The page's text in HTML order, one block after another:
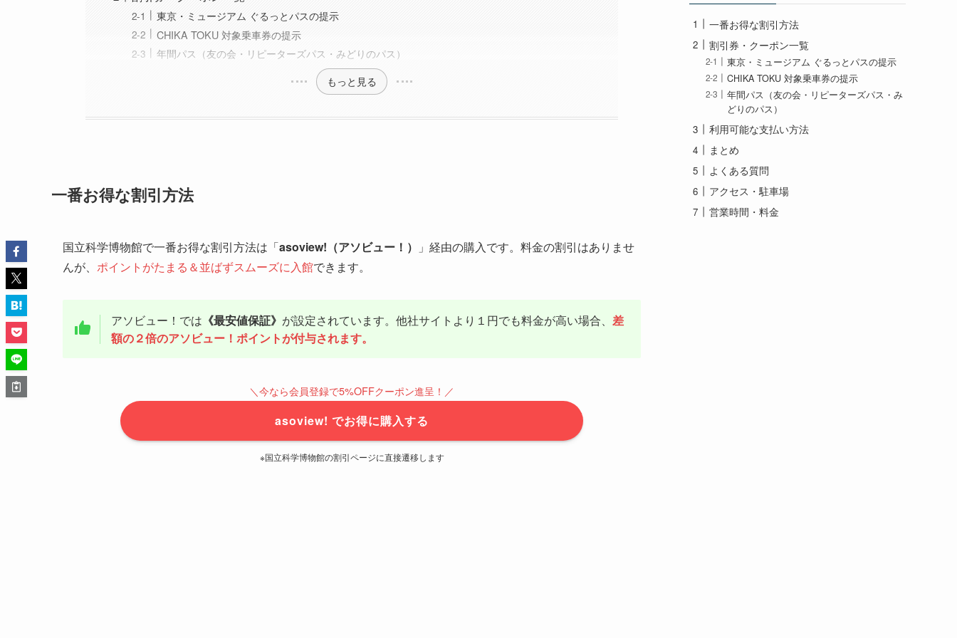
東京・ミュージアム ぐるっとパスの提示
CHIKA TOKU 対象乗車券の提示
年間パス（友の会・リピーターズパス・みどりのパス）
もっと見る
一番お得な割引方法
国立科学博物館で一番お得な割引方法は「asoview!（アソビュー！）
」経由の購入です。料金の割引はありませ
んが、 ポイントがたまる＆並ばずスムーズに入館できます。
アソビュー！では 《最安値保証》 が設定されています。他社サイトより１円でも料金が高い場合、 差
額の２倍のアソビュー！ポイントが付与されます。
＼今なら会員登録で5%OFFクーポン進呈！／
asoview! でお得に購入する
※国立科学博物館の割引ページに直接遷移します
一番お得な割引方法
割引券・クーポン一覧
東京・ミュージアム ぐるっとパスの提示
CHIKA TOKU 対象乗車券の提示
年間パス（友の会・リピーターズパス・み
どりのパス）
利用可能な支払い方法
まとめ
よくある質問
アクセス・駐車場
営業時間・料金